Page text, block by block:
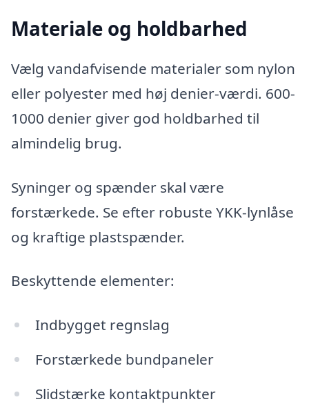
Materiale og holdbarhed
Vælg vandafvisende materialer som nylon
eller polyester med høj denier-værdi. 600-
1000 denier giver god holdbarhed til
almindelig brug.
Syninger og spænder skal være
forstærkede. Se efter robuste YKK-lynlåse
og kraftige plastspænder.
Beskyttende elementer:
Indbygget regnslag
Forstærkede bundpaneler
Slidstærke kontaktpunkter